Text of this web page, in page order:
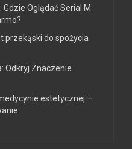
Gdzie Oglądać Serial M
przekąski do spożycia
Odkryj Znaczenie
estetycznej –